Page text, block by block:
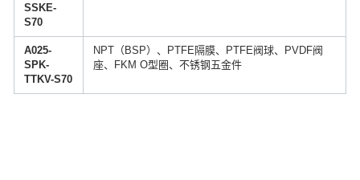
SSKE-
S70
A025-
SPK-
TTKV-S70
NPT（BSP）、PTFE隔膜、PTFE阀球、PVDF阀
座、FKM O型圈、不锈钢五金件